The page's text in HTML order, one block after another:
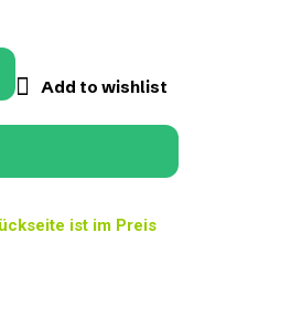
Add to wishlist
ist im Preis